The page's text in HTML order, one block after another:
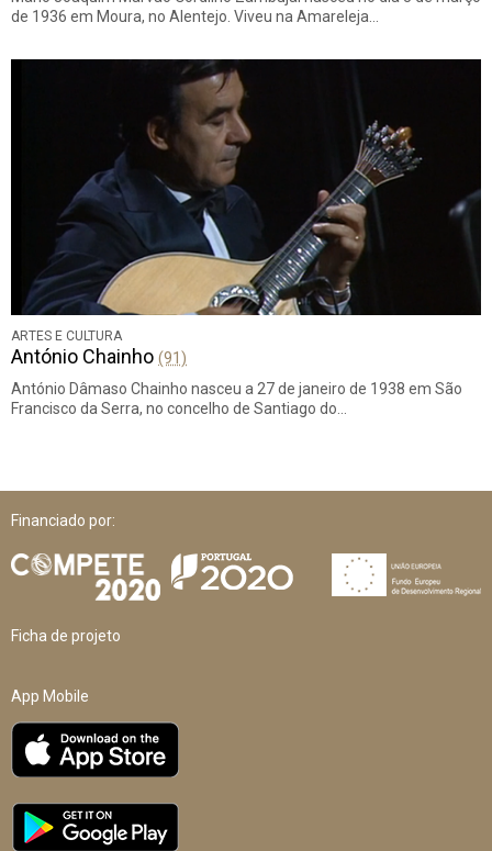
de 1936 em Moura, no Alentejo. Viveu na Amareleja…
ARTES E CULTURA
António Chainho (91)
António Dâmaso Chainho nasceu a 27 de janeiro de 1938 em São
Francisco da Serra, no concelho de Santiago do…
Financiado por:
Ficha de projeto
App Mobile